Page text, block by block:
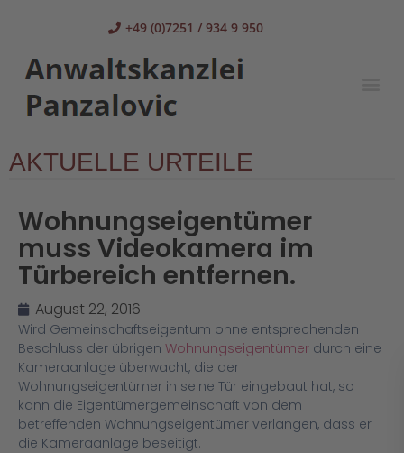
+49 (0)7251 / 934 9 950
AKTUELLE URTEILE
Wohnungseigentümer
muss Videokamera im
Türbereich entfernen.
August 22, 2016
Wird Gemeinschaftseigentum ohne entsprechenden
Beschluss der übrigen Wohnungseigentümer durch eine
Kameraanlage überwacht, die der
Wohnungseigentümer in seine Tür eingebaut hat, so
kann die Eigentümergemeinschaft von dem
betreffenden Wohnungseigentümer verlangen, dass er
die Kameraanlage beseitigt.